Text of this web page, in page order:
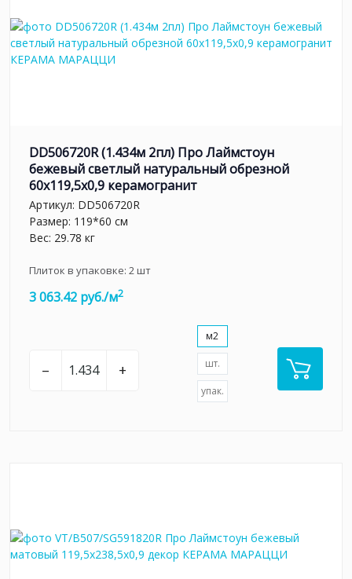
DD506720R (1.434м 2пл) Про Лаймстоун
бежевый светлый натуральный обрезной
60x119,5x0,9 керамогранит
Артикул: DD506720R
Размер: 119*60 см
Вес: 29.78 кг
Плиток в упаковке: 2шт
3 063.42 руб./м2
– +
м2
шт.
упак.